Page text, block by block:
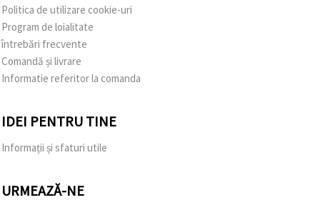
Politica de utilizare cookie-uri
Program de loialitate
întrebări frecvente
Comandă și livrare
Informatie referitor la comanda
IDEI PENTRU TINE
Informații și sfaturi utile
URMEAZĂ-NE